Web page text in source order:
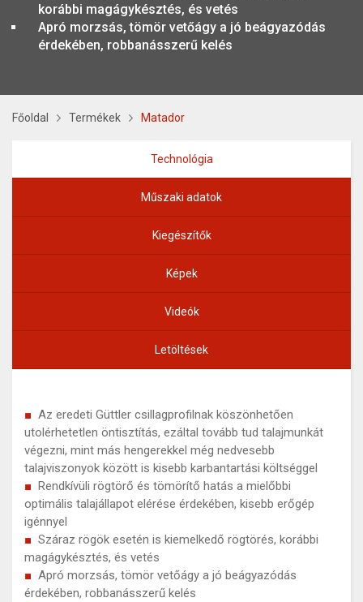
korábbi magágykésztés, és vetés
Apró morzsás, tömör vetőágy a jó beágyazódás
érdekében, robbanásszerű kelés
Főoldal Termékek Matador
Technológia
Műszaki adatok
Kiegészítők
Képek
Videók
Letöltések
Az eredeti Güttler csillagprofilnak köszönhetően
utolérhetetlen öntisztítás, ezáltal tovább tud talajmunkát
végezni, mint más hengerekkel még nedvesebb
talajviszonyok között is kisebb karbantartási költséggel
Rendkívüli rögtörő és tömörítő hatás a mielőbbi
optimális talajállapot elérése érdekében, kisebb erőgép
igénnyel
Száraz rögök esetén is kiemelkedő rögtörés, korábbi
magágykésztés, és vetés
Apró morzsás, tömör vetőágy a jó beágyazódás
érdekében, robbanásszerű kelés